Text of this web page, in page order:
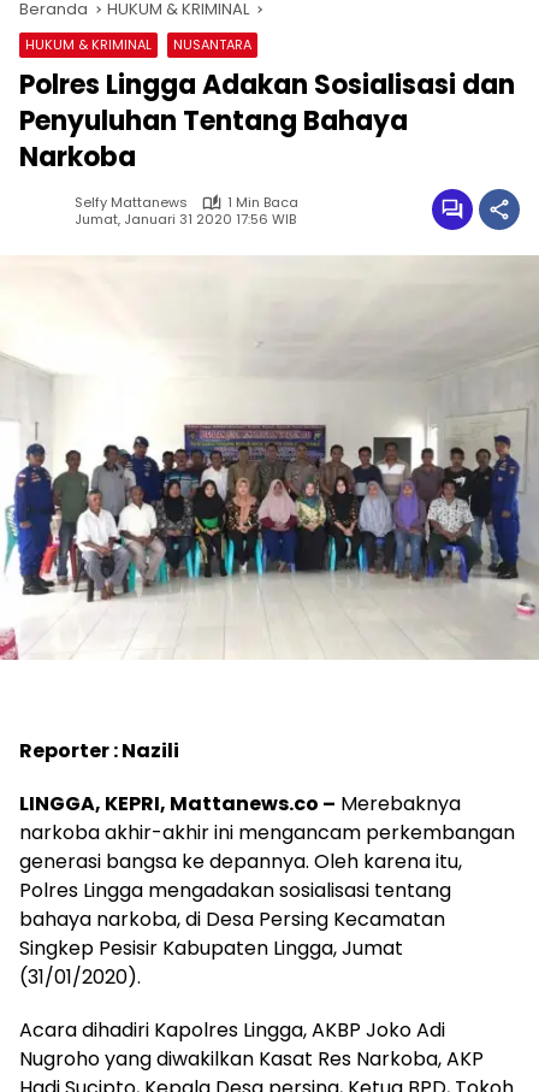
Beranda HUKUM & KRIMINAL
HUKUM & KRIMINAL NUSANTARA
Polres Lingga Adakan Sosialisasi dan
Penyuluhan Tentang Bahaya
Narkoba
Selfy Mattanews
1 Min Baca
Jumat, Januari 31 2020 17:56 WIB
Reporter : Nazili
LINGGA, KEPRI, Mattanews.co – Merebaknya
narkoba akhir-akhir ini mengancam perkembangan
generasi bangsa ke depannya. Oleh karena itu,
Polres Lingga mengadakan sosialisasi tentang
bahaya narkoba, di Desa Persing Kecamatan
Singkep Pesisir Kabupaten Lingga, Jumat
(31/01/2020).
Acara dihadiri Kapolres Lingga, AKBP Joko Adi
Nugroho yang diwakilkan Kasat Res Narkoba, AKP